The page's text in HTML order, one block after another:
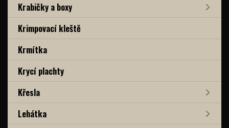
Krabičky a boxy
Krimpovací kleště
Krmítka
Krycí plachty
Křesla
Lehátka